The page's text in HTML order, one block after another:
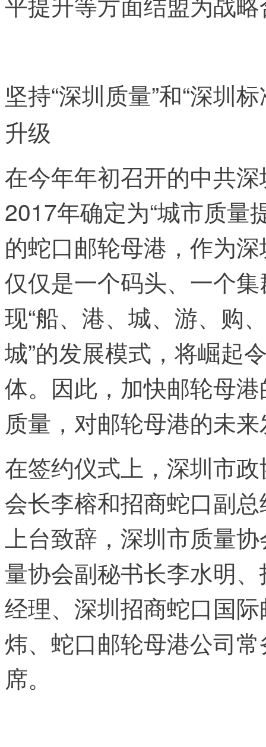
坚持“深圳质量”和“深圳
升级
在今年年初召开的中共
2017年确定为“城市质量
的蛇口邮轮母港，作为
仅仅是一个码头、一个
现“船、港、城、游、购
城”的发展模式，将崛起
体。因此，加快邮轮母
质量，对邮轮母港的未
在签约仪式上，深圳市
会长李榕和招商蛇口副
上台致辞，深圳市质量
量协会副秘书长李水明
经理、深圳招商蛇口国
炜、蛇口邮轮母港公司
席。